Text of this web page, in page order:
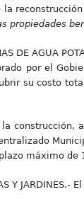
la
propiedades
DE AGUA
por el
su costo
construcción,
máximo de
Y